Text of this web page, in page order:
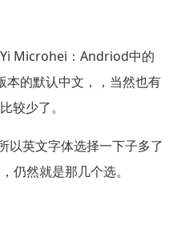
Microhei：Andriod中的
本的默认中文，，当然也有
较少了。
以英文字体选择一下子多了
仍然就是那几个选。